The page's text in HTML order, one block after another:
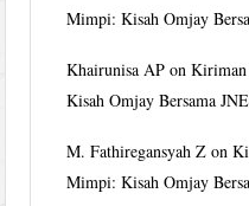
Mimpi: Kisah Omjay
Khairunisa AP onKiriman
Kisah Omjay Bersama JNE
M. Fathiregansyah Z on
Mimpi: Kisah Omjay